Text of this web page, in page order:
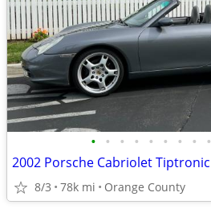
• • • • • • • • •
2002 Porsche Cabriolet Tiptronic
8/3 78k mi Orange County